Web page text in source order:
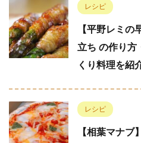
レシピ
【平野レミ
立ち の作り方
くり料理を紹
レシピ
【相葉マナ